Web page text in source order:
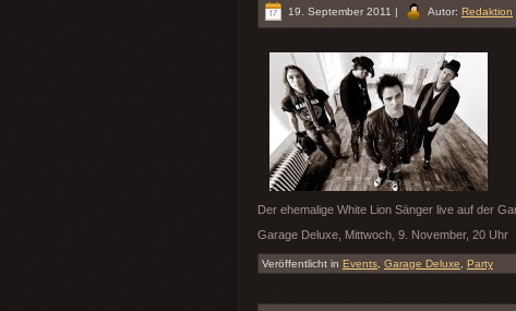
19. September 2011 | Autor: Redaktion
Der ehemalige White Lion Sänger live auf der
Garage Deluxe, Mittwoch, 9. November, 20 Uhr
Veröffentlicht in Events Garage Deluxe Party